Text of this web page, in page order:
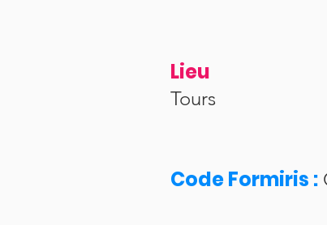
Lieu
Tours
Code Formiris :